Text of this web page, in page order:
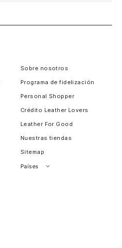
Sobre nosotros
Programa de fidelización
Personal Shopper
Crédito Leather Lovers
Leather For Good
Nuestras tiendas
Sitemap
Países